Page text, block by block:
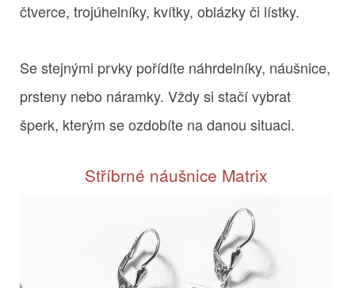
čtverce, trojúhelníky, kvítky, oblázky či lístky.
Se stejnými prvky pořídíte náhrdelníky, náušnice,
prsteny nebo náramky. Vždy si stačí vybrat
šperk, kterým se ozdobíte na danou situaci.
Stříbrné náušnice Matrix